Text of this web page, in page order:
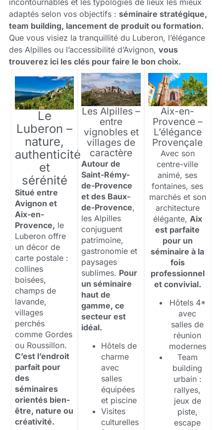
incontournables et les typologies de lieux les mieux
adaptés selon vos objectifs : séminaire stratégique,
team building, lancement de produit ou formation.
Que vous visiez la tranquillité du Luberon, l’élégance
des Alpilles ou l’accessibilité d’Avignon, vous
trouverez ici les clés pour faire le bon choix.
Le
Luberon –
nature,
authenticité
et
sérénité
Situé entre
Avignon et
Aix-en-
Provence, le
Luberon offre
un décor de
carte postale :
collines
boisées,
champs de
lavande,
villages
perchés
comme Gordes
ou Roussillon.
C’est l’endroit
parfait pour
des
séminaires
orientés bien-
être, nature ou
créativité.
Les Alpilles –
entre
vignobles et
villages de
caractère
Autour de
Saint-Rémy-
de-Provence
et des Baux-
de-Provence,
les Alpilles
conjuguent
patrimoine,
gastronomie et
paysages
sublimes. Pour
un séminaire
haut de
gamme, ce
secteur est
idéal.
Hôtels de
charme
avec
salles
équipées
et piscine
Visites
culturelles
Aix-en-
Provence –
L’élégance
Provençale
Avec son
centre-ville
animé, ses
fontaines, ses
marchés et son
architecture
élégante, Aix
est parfaite
pour un
séminaire à la
fois
professionnel
et convivial.
Hôtels 4*
avec
salles de
réunion
modernes
Team
building
urbain :
rallyes,
jeux de
piste,
escape